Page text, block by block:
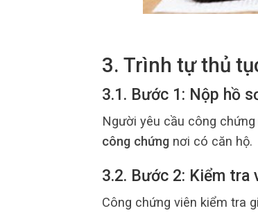
3. Trình tự thủ
3.1. Bước 1: Nộp hồ
Người yêu cầu công
công chứng nơi có căn hộ.
3.2. Bước 2: Kiểm tra
Công chứng viên kiểm tra